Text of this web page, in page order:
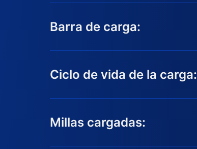
Barra de carga:
Ciclo de vida de la carga:
Millas cargadas: